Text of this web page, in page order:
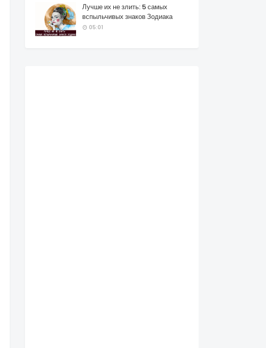
Лучше их не злить: 5 самых
вспыльчивых знаков Зодиака
05:01